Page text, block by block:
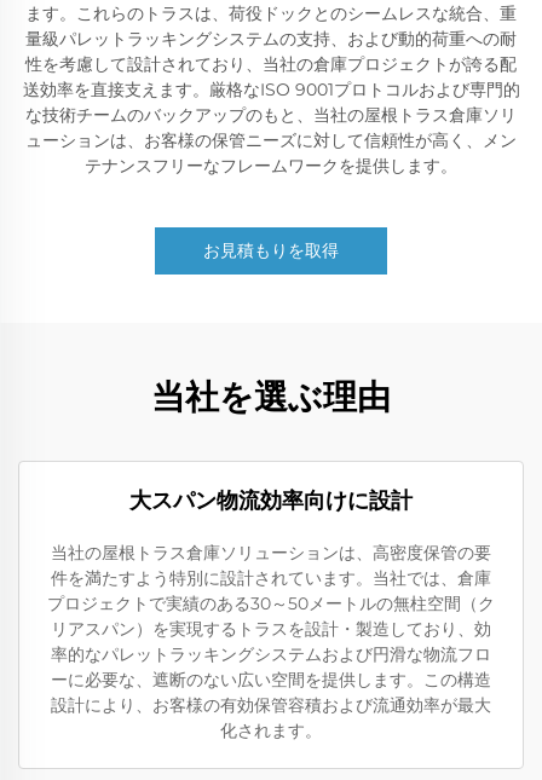
ます。これらのトラスは、荷役ドックとのシームレスな統合、重
量級パレットラッキングシステムの支持、および動的荷重への耐
性を考慮して設計されており、当社の倉庫プロジェクトが誇る配
送効率を直接支えます。厳格なISO 9001プロトコルおよび専門的
な技術チームのバックアップのもと、当社の屋根トラス倉庫ソリ
ューションは、お客様の保管ニーズに対して信頼性が高く、メン
テナンスフリーなフレームワークを提供します。
お見積もりを取得
当社を選ぶ理由
大スパン物流効率向けに設計
当社の屋根トラス倉庫ソリューションは、高密度保管の要
件を満たすよう特別に設計されています。当社では、倉庫
プロジェクトで実績のある30～50メートルの無柱空間（ク
リアスパン）を実現するトラスを設計・製造しており、効
率的なパレットラッキングシステムおよび円滑な物流フロ
ーに必要な、遮断のない広い空間を提供します。この構造
設計により、お客様の有効保管容積および流通効率が最大
化されます。